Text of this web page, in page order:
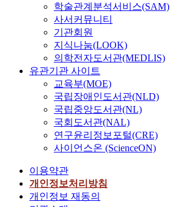
학술관계분석서비스(SAM)
사서커뮤니티
기관회원
지식나눔(LOOK)
의학전자도서관(MEDLIS)
유관기관 사이트
교육부(MOE)
국립장애인도서관(NLD)
국립중앙도서관(NL)
국회도서관(NAL)
연구윤리정보포털(CRE)
사이언스온 (ScienceON)
이용약관
개인정보처리방침
개인정보 재동의